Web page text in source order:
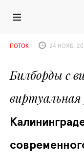
Билборды c
виртуальная
ПОТОК 24 НОЯБ.